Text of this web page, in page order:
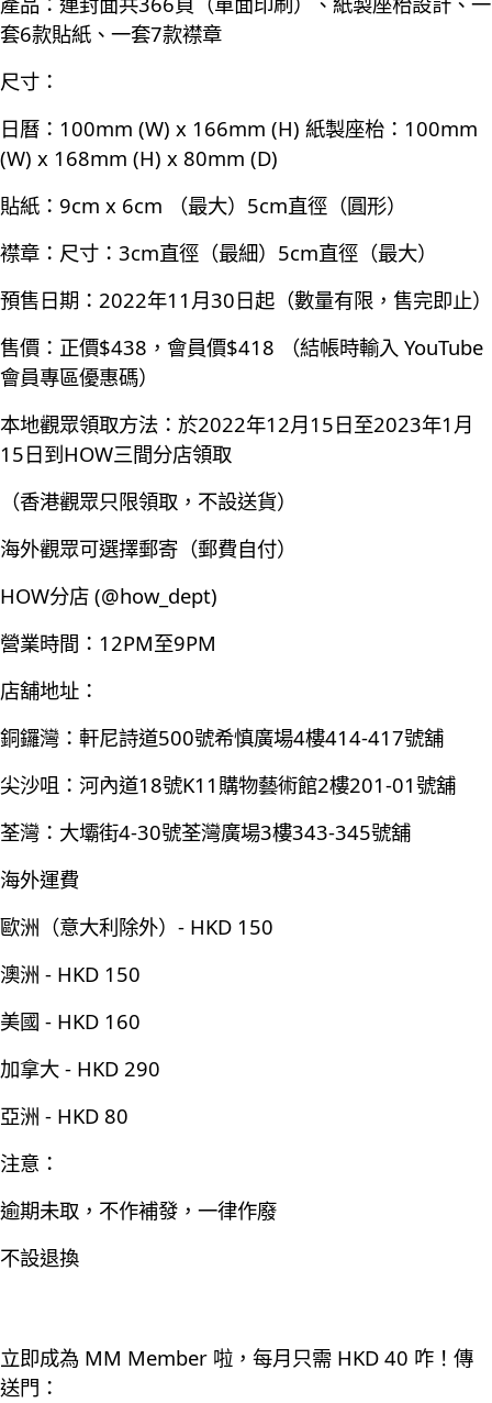
套6款貼紙、一套7款襟章
尺寸：
日曆：100mm (W) x 166mm (H) 紙製座枱：100mm
(W) x 168mm (H) x 80mm (D)
貼紙：9cm x 6cm （最大）5cm直徑（圓形）
襟章：尺寸：3cm直徑（最細）5cm直徑（最大）
預售日期：2022年11月30日起（數量有限，售完即止）
售價：正價$438，會員價$418 （結帳時輸入 YouTube
會員專區優惠碼）
本地觀眾領取方法：於2022年12月15日至2023年1月
15日到HOW三間分店領取
（香港觀眾只限領取，不設送貨）
海外觀眾可選擇郵寄（郵費自付）
HOW分店 (@how_dept)
營業時間：12PM至9PM
店舖地址：
銅鑼灣：軒尼詩道500號希慎廣場4樓414-417號舖
尖沙咀：河內道18號K11購物藝術館2樓201-01號舖
荃灣：大壩街4-30號荃灣廣場3樓343-345號舖
海外運費
歐洲（意大利除外）- HKD 150
澳洲 - HKD 150
美國 - HKD 160
加拿大 - HKD 290
亞洲 - HKD 80
注意：
逾期未取，不作補發，一律作廢
不設退換
立即成為 MM Member 啦，每月只需 HKD 40 咋！傳
送門：